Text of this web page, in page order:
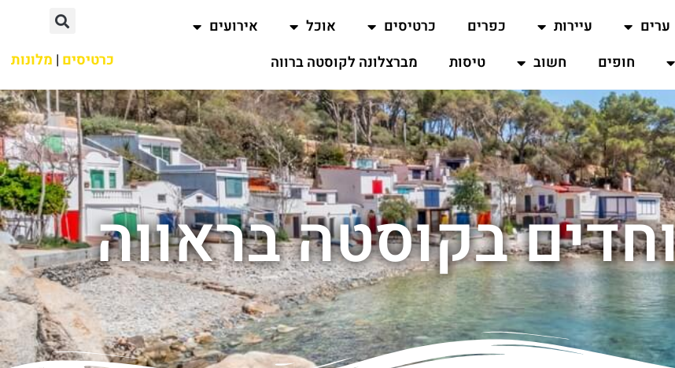
ערים עיירות כפרים כרטיסים אוכל
אירועים
חופים חשוב טיסות מברצלונה לקוסטה ברווה כרטיסים | מלונות
בקוסטה בראווה